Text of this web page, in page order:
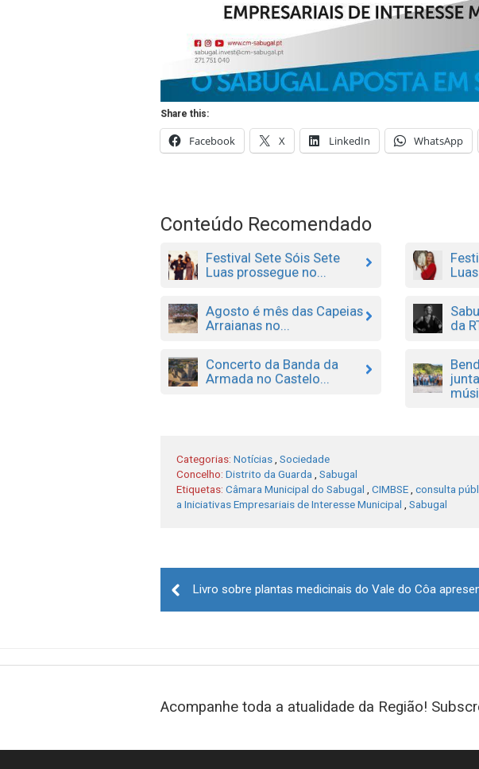
Share this:
Facebook X LinkedIn WhatsApp
Conteúdo Recomendado
Festival Sete Sóis Sete
Luas prossegue no...
Agosto é mês das Capeias
Arraianas no...
da
Concerto da Banda da
Armada no Castelo...
Categorias: Notícias Sociedade
Concelho: Distrito da Guarda
Sabugal
Etiquetas: Câmara Municipal do Sabugal CIMBSE consulta
a Iniciativas Empresariais de Interesse Municipal
Sabugal
navigation
Acompanhe toda a atualidade da Região!